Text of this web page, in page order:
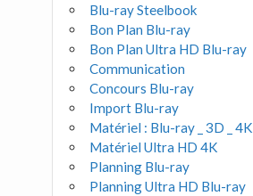
Blu-ray Steelbook
Bon Plan Blu-ray
Bon Plan Ultra HD Blu-ray
Communication
Concours Blu-ray
Import Blu-ray
Matériel : Blu-ray _ 3D _ 4K
Matériel Ultra HD 4K
Planning Blu-ray
Planning Ultra HD Blu-ray